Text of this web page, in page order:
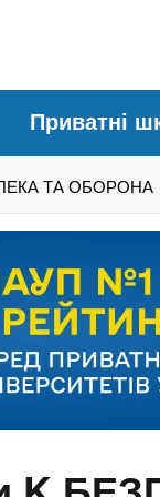
Приватні
ТА ОБОРОНА